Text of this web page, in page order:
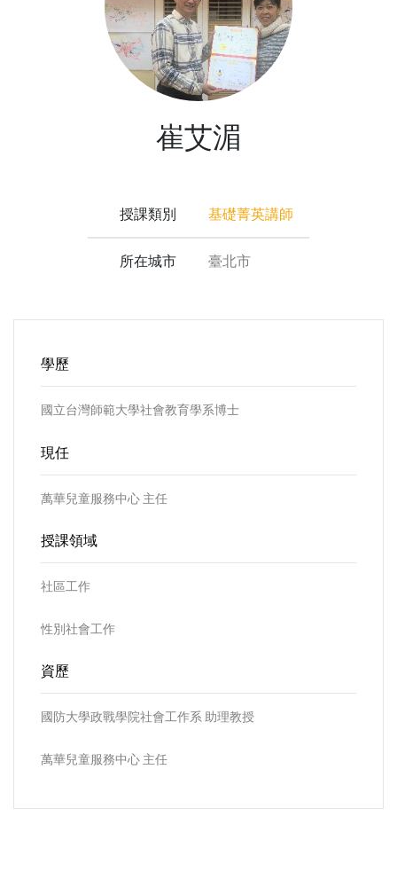
崔艾湄
授課類別 基礎菁英講師
所在城市 臺北市
學歷
國立台灣師範大學社會教育學系博士
現任
萬華兒童服務中心 主任
授課領域
社區工作
性別社會工作
資歷
國防大學政戰學院社會工作系 助理教授
萬華兒童服務中心 主任